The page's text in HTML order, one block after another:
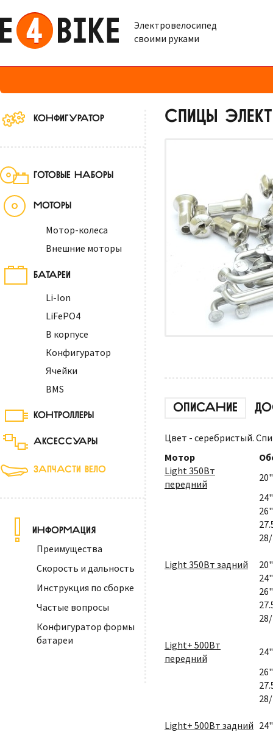
Электровелосипед
своими руками
КОНФИГУРАТОР
ГОТОВЫЕ НАБОРЫ
МОТОРЫ
Мотор-колеса
Внешние моторы
БАТАРЕИ
Li-Ion
LiFePO4
В корпусе
Конфигуратор
Ячейки
BMS
КОНТРОЛЛЕРЫ
АКСЕССУАРЫ
ЗАПЧАСТИ ВЕЛО
ИНФОРМАЦИЯ
Преимущества
Скорость и дальность
Инструкция по сборке
Частые вопросы
Конфигуратор формы
батареи
СПИЦЫ
ОПИСАНИЕ
Цвет - серебристый.
Мотор
Light 350Вт
передний
20"
24"
26"
Light 350Вт задний
20"
24"
26"
Light+ 500Вт
передний
24"
26"
Light+ 500Вт задний 24"